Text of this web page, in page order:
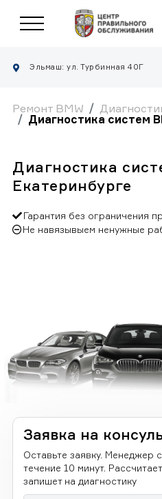
Эльмаш: ул. Турбинная 40Г
Ремонт BMW
Диагностика систем
Диагностика
Екатеринбурге
Гарантия без ограничения
Не навязывыем ненужные
Заявка на
Оставьте заявку. Менеджер
течение 10 минут.
запишет на диагностику